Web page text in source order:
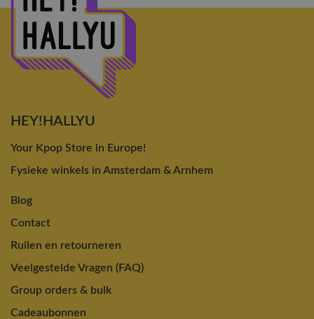
HEY!HALLYU
Your Kpop Store in Europe!
Fysieke winkels in Amsterdam & Arnhem
Blog
Contact
Ruilen en retourneren
Veelgestelde Vragen (FAQ)
Group orders & bulk
Cadeaubonnen